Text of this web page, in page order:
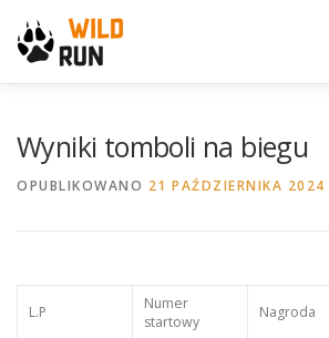
treści
Wyniki tomboli na biegu
OPUBLIKOWANO 21 PAŹDZIERNIKA 2024
L.P
Numer
startowy
Nagroda